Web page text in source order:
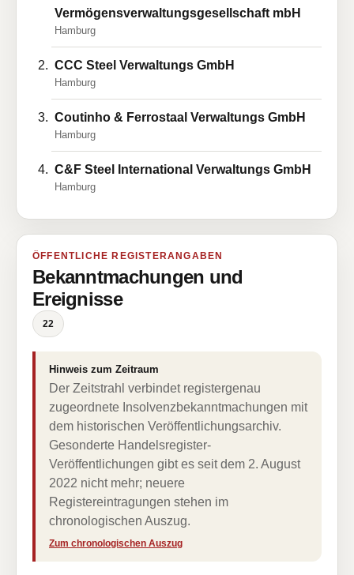
Vermögensverwaltungsgesellschaft mbH
Hamburg
CCC Steel Verwaltungs GmbH
Hamburg
Coutinho & Ferrostaal Verwaltungs GmbH
Hamburg
C&F Steel International Verwaltungs GmbH
Hamburg
ÖFFENTLICHE REGISTERANGABEN
Bekanntmachungen und
Ereignisse
22
Hinweis zum Zeitraum
Der Zeitstrahl verbindet registergenau
zugeordnete Insolvenzbekanntmachungen mit
dem historischen Veröffentlichungsarchiv.
Gesonderte Handelsregister-
Veröffentlichungen gibt es seit dem 2. August
2022 nicht mehr; neuere
Registereintragungen stehen im
chronologischen Auszug.
Zum chronologischen Auszug